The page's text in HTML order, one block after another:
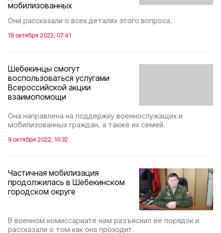
мобилизованных
Они рассказали о всех деталях этого вопроса.
19 октября 2022, 07:41
Шебекинцы смогут
воспользоваться услугами
Всероссийской акции
взаимопомощи
Она направлена на поддержку военнослужащих и
мобилизованных граждан, а также их семей.
9 октября 2022, 10:32
Частичная мобилизация
продолжилась в Шебекинском
городском округе
В военном комиссариате нам разъяснил её порядок и
рассказали о том как она проходит.